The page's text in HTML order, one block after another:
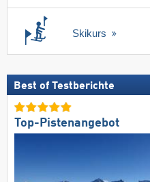
Skikurs
Best of Testberichte
Top-Pistenangebot